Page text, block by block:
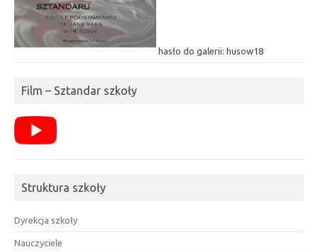
hasło do galerii: husow18
Film – Sztandar szkoły
Struktura szkoły
Dyrekcja szkoły
Nauczyciele